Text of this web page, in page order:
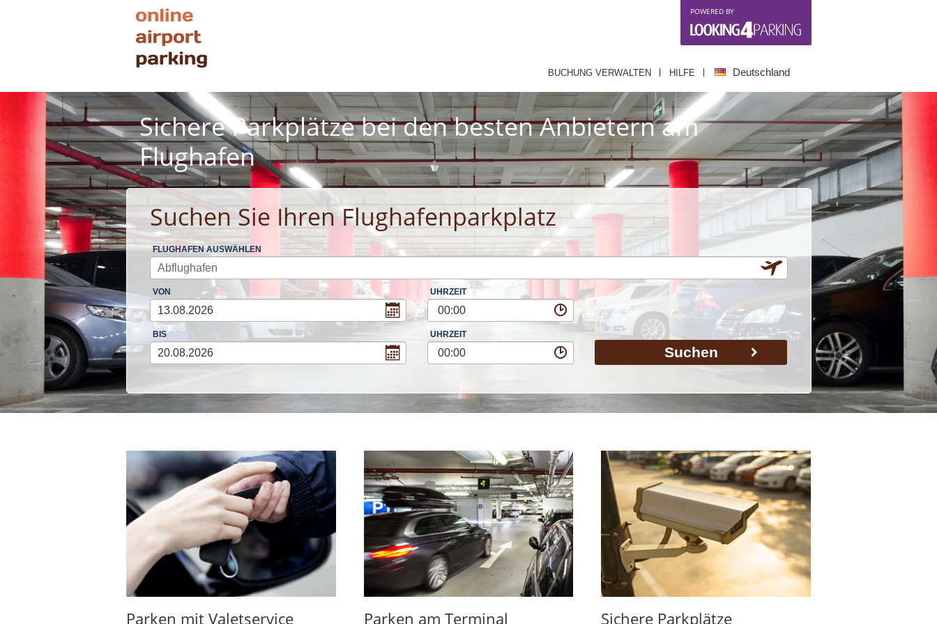
POWERED BY
BUCHUNG VERWALTEN HILFE Deutschland
Sichere Parkplätze bei den besten Anbietern am
Flughafen
Suchen Sie Ihren Flughafenparkplatz
FLUGHAFEN AUSWÄHLEN
VON UHRZEIT
00:00
BIS UHRZEIT
00:00 Suchen
Parken mit Valetservice Parken am Terminal Sichere Parkplätze